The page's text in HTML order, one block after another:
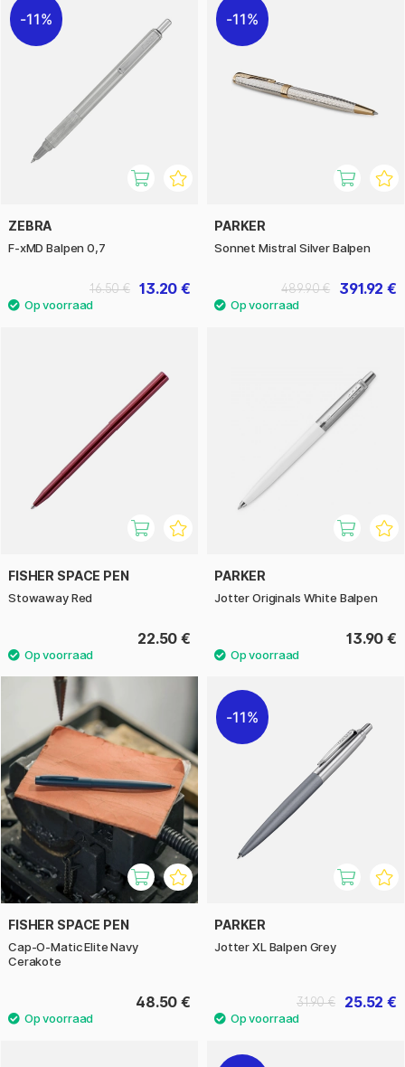
11%
ZEBRA
F-xMD Balpen 0,7
13.20 €
16.50 €
11%
PARKER
Sonnet Mistral Silver Balpen
391.92 €
489.90 €
FISHER SPACE PEN
Stowaway Red
22.50 €
PARKER
Jotter Originals White Balpen
13.90 €
FISHER SPACE PEN
Cap-O-Matic Elite Navy
Cerakote
48.50 €
11%
PARKER
Jotter XL Balpen Grey
25.52 €
31.90 €